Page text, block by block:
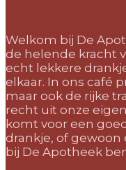
Welkom bij De
de helende kracht
echt lekkere
elkaar. In ons café
maar ook de rijke
recht uit onze
komt voor een
drankje, of gewoon
bij De Apotheek